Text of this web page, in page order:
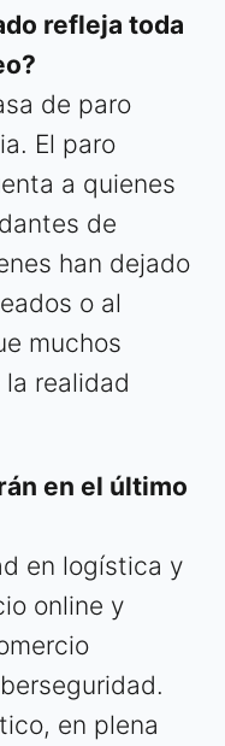
refleja toda
de paro
El paro
a quienes
de
han dejado
o al
muchos
realidad
en el último
en logística y
online y
en plena